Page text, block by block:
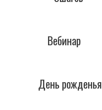
Вебинар
День рожденья